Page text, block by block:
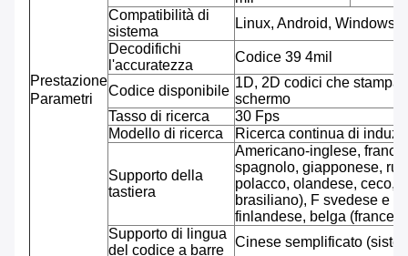
Prestazione
Parametri
Compatibilità di
sistema
Linux, Android, Windows
Decodifichi
l'accuratezza
Codice 39 4mil
Codice disponibile
1D, 2D codici che
schermo
Tasso di ricerca
30 Fps
Modello di ricerca
Ricerca continua di
Supporto della
tastiera
Americano-inglese,
spagnolo, giapponese,
polacco, olandese, ceco,
brasiliano), F svedese e
finlandese, belga
Supporto di lingua
del codice a barre
Cinese semplificato